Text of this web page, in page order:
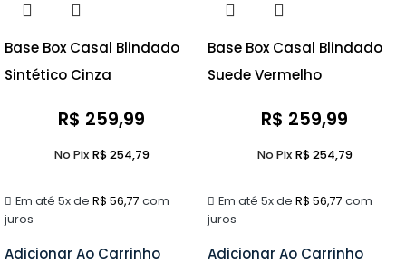
Base Box Casal Blindado
Sintético Cinza
R$ 259,99
Em até 5x de R$ 56,77 com
juros
No Pix R$254,79
Adicionar Ao Carrinho
Base Box Casal Blindado
Suede Vermelho
R$ 259,99
Em até 5x de R$ 56,77 com
juros
No Pix R$254,79
Adicionar Ao Carrinho